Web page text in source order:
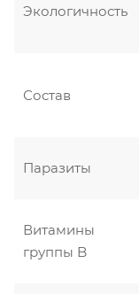
Экологичность
Состав
Паразиты
Витамины
группы B